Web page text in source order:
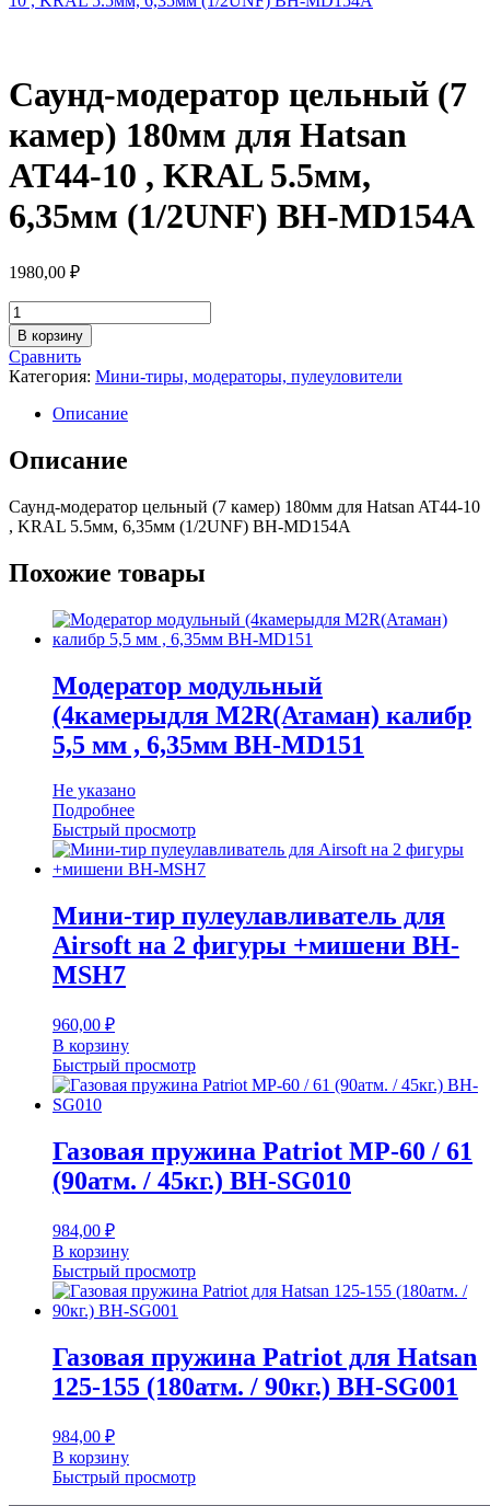
Саунд-модератор цельный (7
камер) 180мм для Hatsan
AT44-10 , KRAL 5.5мм,
6,35мм (1/2UNF) BH-MD154А
1980,00 ₽
Количество
товара
Саунд-
модератор
цельный
камер)
180мм
для
AT44-
10
KRAL
5.5мм,
(1/2UNF)
BH-
В корзину
Сравнить
Категория: Мини-тиры, модераторы, пулеуловители
Описание
Описание
Саунд-модератор цельный (7 камер) 180мм для Hatsan AT44-10
, KRAL 5.5мм, 6,35мм (1/2UNF) BH-MD154А
Похожие товары
Модератор модульный
(4камерыдля М2R(Атаман) калибр
5,5 мм , 6,35мм BH-MD151
Не указано
Подробнее
Быстрый просмотр
Мини-тир пулеулавливатель для
Airsoft на 2 фигуры +мишени BH-
MSH7
960,00 ₽
В корзину
Быстрый просмотр
Газовая пружина Patriot МР-60 / 61
(90атм. / 45кг.) BH-SG010
984,00 ₽
В корзину
Быстрый просмотр
Газовая пружина Patriot для Hatsan
125-155 (180атм. / 90кг.) BH-SG001
984,00 ₽
В корзину
Быстрый просмотр